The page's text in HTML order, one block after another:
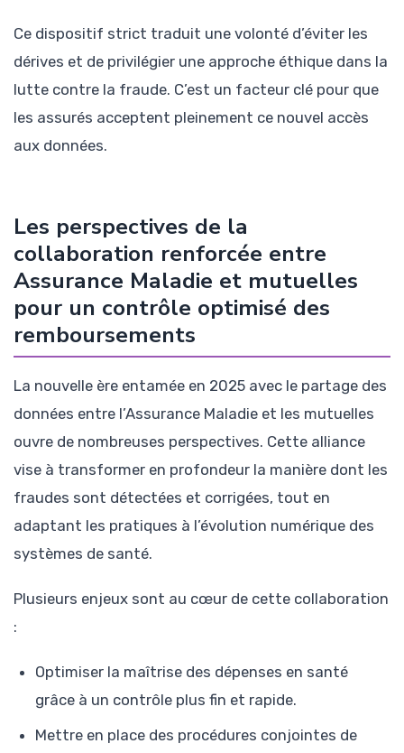
Ce dispositif strict traduit une volonté d’éviter les
dérives et de privilégier une approche éthique dans la
lutte contre la fraude. C’est un facteur clé pour que
les assurés acceptent pleinement ce nouvel accès
aux données.
Les perspectives de la
collaboration renforcée entre
Assurance Maladie et mutuelles
pour un contrôle optimisé des
remboursements
La nouvelle ère entamée en 2025 avec le partage des
données entre l’Assurance Maladie et les mutuelles
ouvre de nombreuses perspectives. Cette alliance
vise à transformer en profondeur la manière dont les
fraudes sont détectées et corrigées, tout en
adaptant les pratiques à l’évolution numérique des
systèmes de santé.
Plusieurs enjeux sont au cœur de cette collaboration
:
Optimiser la maîtrise des dépenses en santé
grâce à un contrôle plus fin et rapide.
Mettre en place des procédures conjointes de